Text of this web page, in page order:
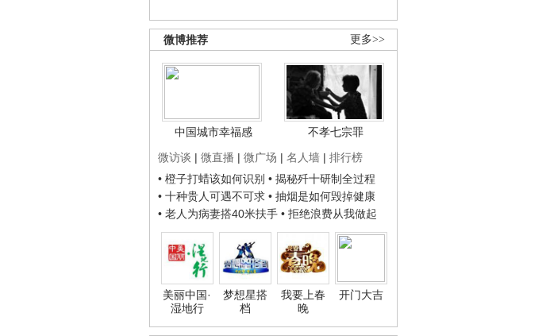
更多>>
微博推荐
中国城市幸福感
不孝七宗罪
微访谈 | 微直播 | 微广场 | 名人墙 | 排行榜
• 橙子打蜡该如何识别 • 揭秘歼十研制全过程
• 十种贵人可遇不可求 • 抽烟是如何毁掉健康
• 老人为病妻搭40米扶手 • 拒绝浪费从我做起
美丽中国·
湿地行
梦想星搭
档
我要上春
晚
开门大吉